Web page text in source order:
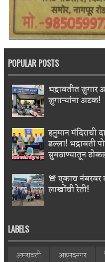
POPULAR POSTS
भद्रावतीत जुगार
जुगाऱ्यांना अटक!
हनुमान मंदिराची
डल्ला! भद्रावती
सुमठाण्यातून
🚨 एकाच नंबरवर
लाखोंची रेती!
LABELS
अमरावती अहमदनगर